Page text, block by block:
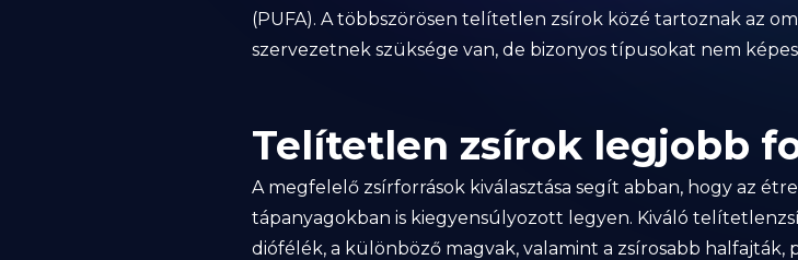
(PUFA). A többszörösen telítetlen zsírok közé tartoznak az
szervezetnek szüksége van, de bizonyos típusokat nem
Telítetlen zsírok legjobb
A megfelelő zsírforrások kiválasztása segít abban, hogy az
tápanyagokban is kiegyensúlyozott legyen. Kiváló
diófélék, a különböző magvak, valamint a zsírosabb halfajták,